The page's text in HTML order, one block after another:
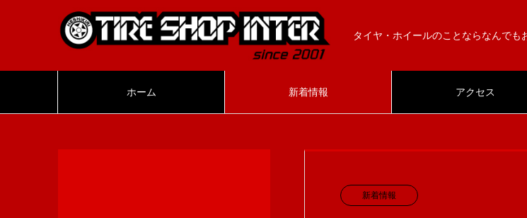
タイヤ・ホイールのことならなんでも
ホーム 新着情報 アクセス
新着情報